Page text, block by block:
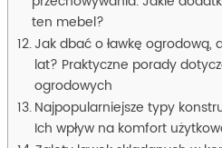
ten mebel?
Jak dbać o ławkę ogrodową,
lat? Praktyczne porady
ogrodowych
Najpopularniejsze typy
Ich wpływ na komfort